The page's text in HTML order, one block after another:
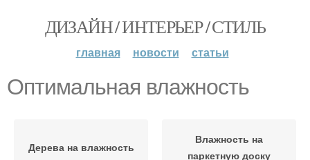
ДИЗАЙН / ИНТЕРЬЕР / СТИЛЬ
главная новости статьи
Оптимальная влажность
Дерева на влажность
Влажность на
паркетную доску